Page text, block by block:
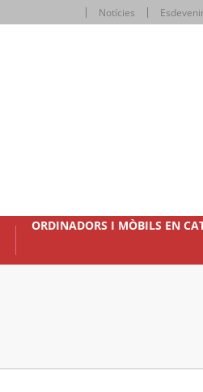
Notícies
ORDINADORS I MÒBILS EN